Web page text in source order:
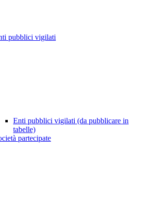
pubblici vigilati
Enti pubblici vigilati (da pubblicare in
tabelle)
partecipate